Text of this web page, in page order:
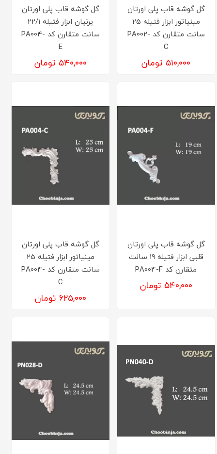
گل گوشه قاب پلی اورتان
مینیاتور ابزار فتیله 25
سانت متقارن کد PA002-
C
۵۱۰,۰۰۰ تومان
گل گوشه قاب پلی اورتان
پرنیان ابزار فتیله 22/1
سانت متقارن کد PA004-
E
۵۴۰,۰۰۰ تومان
گل گوشه قاب پلی اورتان
قلبی ابزار فتیله 19 سانت
متقارن کد PA004-F
۵۴۰,۰۰۰ تومان
گل گوشه قاب پلی اورتان
مینیاتور ابزار فتیله 25
سانت متقارن کد PA004-
C
۶۲۵,۰۰۰ تومان